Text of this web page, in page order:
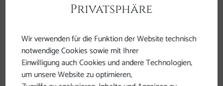
Privatsphäre
Wir verwenden für die Funktion der Website technisch
notwendige Cookies sowie mit Ihrer
Einwilligung auch Cookies und andere Technologien,
um unsere Website zu optimieren,